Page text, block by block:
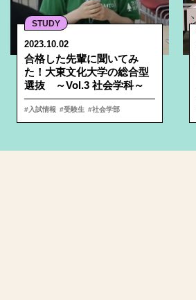
STUDY
2023.10.02
合格した先輩に聞いてみ
た！大東文化大学の総合型
選抜 ～Vol.3 社会学科～
入試情報 受験生 社会学部